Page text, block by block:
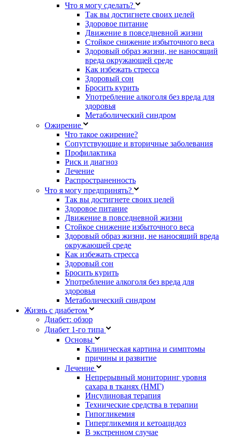
Что я могу сделать?
Так вы достигнете своих целей
Здоровое питание
Движение в повседневной жизни
Стойкое снижение избыточного веса
Здоровый образ жизни, не наносящий
вреда окружающей среде
Как избежать стресса
Здоровый сон
Бросить курить
Употребление алкоголя без вреда для
здоровья
Метаболический синдром
Ожирение
Что такое ожирение?
Сопутствующие и вторичные заболевания
Профилактика
Риск и диагноз
Лечение
Распространенность
Что я могу предпринять?
Так вы достигнете своих целей
Здоровое питание
Движение в повседневной жизни
Стойкое снижение избыточного веса
Здоровый образ жизни, не наносящий вреда
окружающей среде
Как избежать стресса
Здоровый сон
Бросить курить
Употребление алкоголя без вреда для
здоровья
Метаболический синдром
Жизнь с диабетом
Диабет: обзор
Диабет 1-го типа
Основы
Клиническая картина и симптомы
причины и развитие
Лечение
Непрерывный мониторинг уровня
сахара в тканях (НМГ)
Инсулиновая терапия
Технические средства в терапии
Гипогликемия
Гипергликемия и кетоацидоз
В экстренном случае